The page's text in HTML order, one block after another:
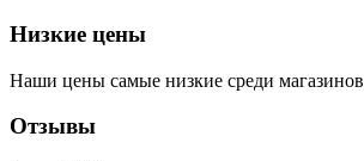
Низкие цены
Наши цены самые низкие среди
Отзывы